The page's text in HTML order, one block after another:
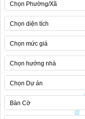
Chọn Phường/Xã
Chọn diện tích
Chọn mức giá
Chọn hướng nhà
Chọn Dự án
Bàn Cờ